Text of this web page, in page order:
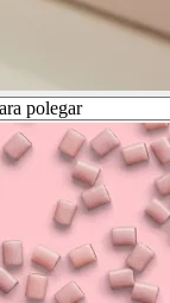
polegar